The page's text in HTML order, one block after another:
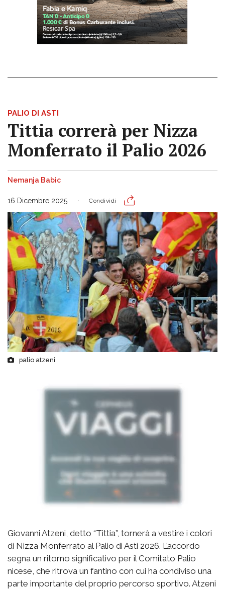
PALIO DI ASTI
Tittia correrà per Nizza
Monferrato il Palio 2026
Nemanja Babic
16 Dicembre 2025 Condividi
palio atzeni
Giovanni Atzeni, detto “Tittia”, tornerà a vestire i colori
di Nizza Monferrato al Palio di Asti 2026. L’accordo
segna un ritorno significativo per il Comitato Palio
nicese, che ritrova un fantino con cui ha condiviso una
parte importante del proprio percorso sportivo. Atzeni